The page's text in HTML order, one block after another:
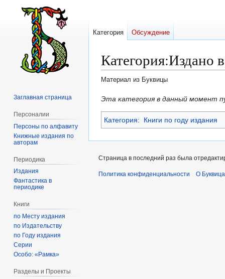
Категория:Издано
Материал из Буквицы
Перейти
навигации
Перейти
поиску
Эта категория в данный момент
Категория: Книги по году издания
Категория Обсуждение
Заглавная страница
Персоналии
Персоны по алфавиту
Книжные издания по
авторам
Периодика
Издания
Фантастика в
периодике
Книги
по Месту издания
по Издательству
по Году издания
Серии
Особо: «Рамка»
Разделы и Проекты
Страница в последний раз была
Политика конфиденциальности О Буквица